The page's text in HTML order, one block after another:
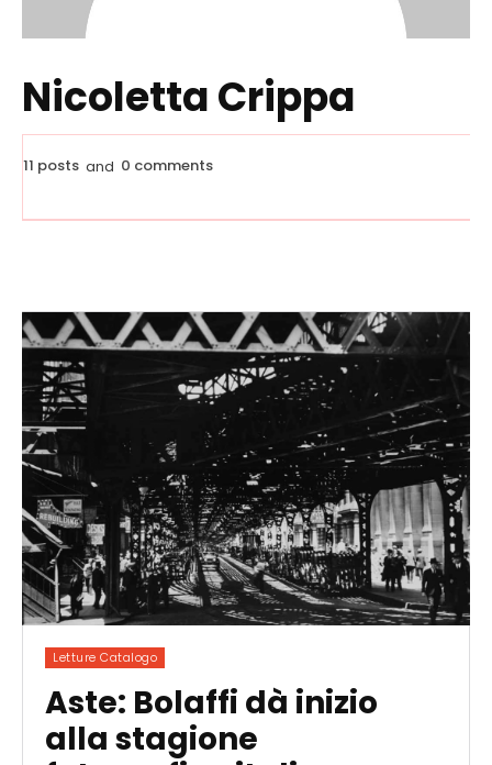
Nicoletta Crippa
11 posts and 0 comments
Letture Catalogo
Aste: Bolaffi dà inizio
alla stagione